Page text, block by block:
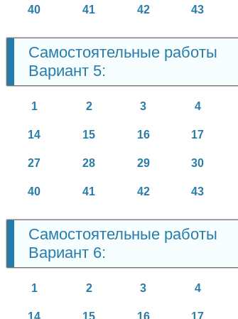
40 41 42 43
Самостоятельные работы
Вариант 5:
1 2 3 4
14 15 16 17
27 28 29 30
40 41 42 43
Самостоятельные работы
Вариант 6:
1 2 3 4
14 15 16 17